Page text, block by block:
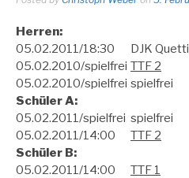
Herren:
05.02.2011/18:30
DJK
05.02.2010/spielfrei TTF 2
05.02.2010/spielfrei spielfrei
Schüler A:
05.02.2011/spielfrei spielfrei
05.02.2011/14:00
TTF 2
Schüler B:
05.02.2011/14:00
TTF 1